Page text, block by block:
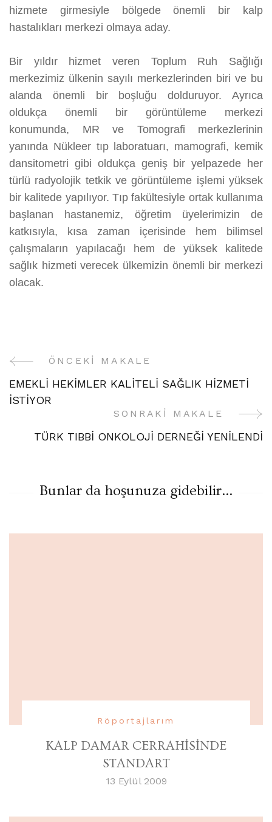
hizmete girmesiyle bölgede önemli bir kalp
hastalıkları merkezi olmaya aday.
Bir yıldır hizmet veren Toplum Ruh Sağlığı
merkezimiz ülkenin sayılı merkezlerinden biri ve bu
alanda önemli bir boşluğu dolduruyor. Ayrıca
oldukça önemli bir görüntüleme merkezi
konumunda, MR ve Tomografi merkezlerinin
yanında Nükleer tıp laboratuarı, mamografi, kemik
dansitometri gibi oldukça geniş bir yelpazede her
türlü radyolojik tetkik ve görüntüleme işlemi yüksek
bir kalitede yapılıyor. Tıp fakültesiyle ortak kullanıma
başlanan hastanemiz, öğretim üyelerimizin de
katkısıyla, kısa zaman içerisinde hem bilimsel
çalışmaların yapılacağı hem de yüksek kalitede
sağlık hizmeti verecek ülkemizin önemli bir merkezi
olacak.
Yazı
Gezinme
ÖNCEKI MAKALE
EMEKLİ HEKİMLER KALİTELİ SAĞLIK HİZMETİ
İSTİYOR
SONRAKI MAKALE
TÜRK TIBBİ ONKOLOJİ DERNEĞİ YENİLENDİ
Bunlar da hoşunuza gidebilir...
Röportajlarım
KALP DAMAR CERRAHİSİNDE
STANDART
13 Eylül 2009